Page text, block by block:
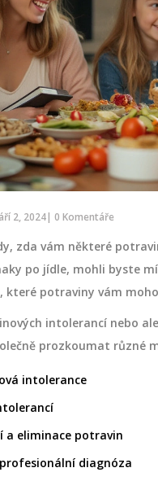
2, 2024| 0 Komentáře
zda vám některé
po jídle, mohli byste
které potraviny vám
intolerancí nebo
prozkoumat různé
intolerance
a eliminace potravin
diagnóza